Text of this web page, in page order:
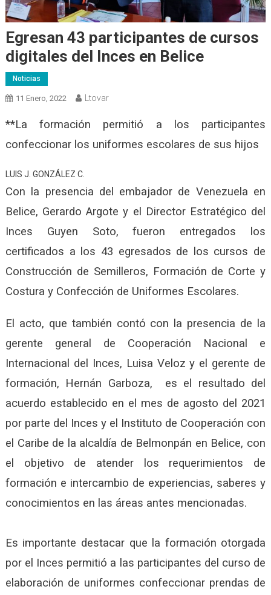
Egresan 43 participantes de cursos
digitales del Inces en Belice
Noticias
11 Enero, 2022 Ltovar
**La formación permitió a los participantes
confeccionar los uniformes escolares de sus hijos
LUIS J. GONZÁLEZ C.
Con la presencia del embajador de Venezuela en
Belice, Gerardo Argote y el Director Estratégico del
Inces Guyen Soto, fueron entregados los
certificados a los 43 egresados de los cursos de
Construcción de Semilleros, Formación de Corte y
Costura y Confección de Uniformes Escolares.
El acto, que también contó con la presencia de la
gerente general de Cooperación Nacional e
Internacional del Inces, Luisa Veloz y el gerente de
formación, Hernán Garboza, es el resultado del
acuerdo establecido en el mes de agosto del 2021
por parte del Inces y el Instituto de Cooperación con
el Caribe de la alcaldía de Belmonpán en Belice, con
el objetivo de atender los requerimientos de
formación e intercambio de experiencias, saberes y
conocimientos en las áreas antes mencionadas.
Es importante destacar que la formación otorgada
por el Inces permitió a las participantes del curso de
elaboración de uniformes confeccionar prendas de